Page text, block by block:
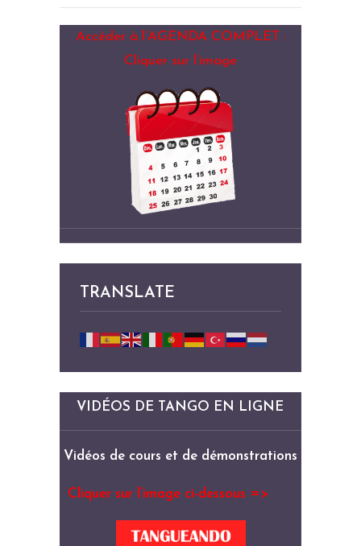
Accéder à l’AGENDA COMPLET :
Cliquer sur l’image
TRANSLATE
VIDÉOS DE TANGO EN LIGNE
Vidéos de cours et de démonstrations
Cliquer sur l’image ci-dessous =>